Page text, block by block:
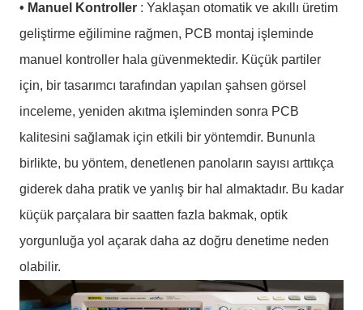
• Manuel Kontroller : Yaklaşan otomatik ve akıllı üretim
geliştirme eğilimine rağmen, PCB montaj işleminde
manuel kontroller hala güvenmektedir. Küçük partiler
için, bir tasarımcı tarafından yapılan şahsen görsel
inceleme, yeniden akıtma işleminden sonra PCB
kalitesini sağlamak için etkili bir yöntemdir. Bununla
birlikte, bu yöntem, denetlenen panoların sayısı arttıkça
giderek daha pratik ve yanlış bir hal almaktadır. Bu kadar
küçük parçalara bir saatten fazla bakmak, optik
yorgunluğa yol açarak daha az doğru denetime neden
olabilir.